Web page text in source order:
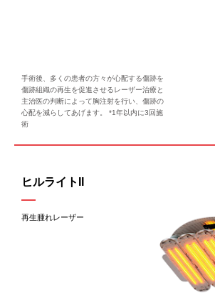
手術後、多くの患者の方々が心配する傷跡を
傷跡組織の再生を促進させるレーザー治療と
主治医の判断によって胸注射を行い、傷跡の
心配を減らしてあげます。 *1年以内に3回施
術
ヒルライトII
再生腫れレーザー